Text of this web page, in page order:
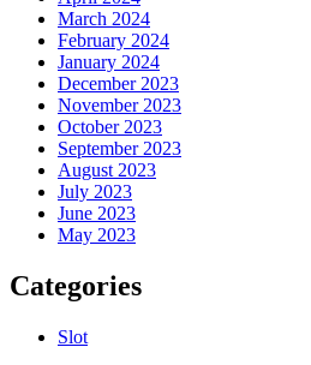
March 2024
February 2024
January 2024
December 2023
November 2023
October 2023
September 2023
August 2023
July 2023
June 2023
May 2023
Categories
Slot